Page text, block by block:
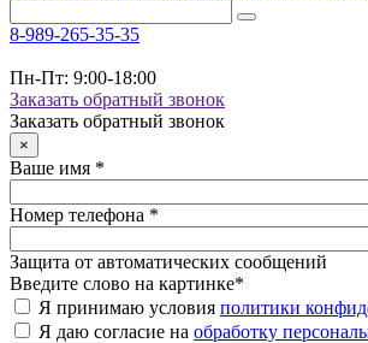
8-989-265-35-35
Пн-Пт: 9:00-18:00
Заказать обратный звонок
Заказать обратный звонок
×
Ваше имя *
Номер телефона *
Защита от автоматических сообщений
Введите слово на картинке*
Я принимаю условия политики
Я даю согласие на обработку